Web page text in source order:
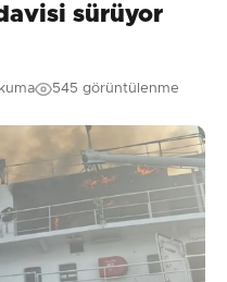
sürüyor
545 görüntülenme